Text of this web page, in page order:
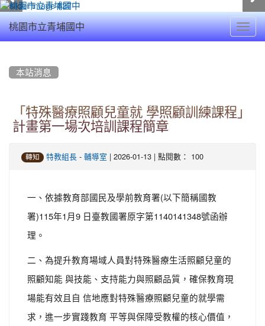
桃園市立青埔國中
本站消息
「特殊醫療照顧兒童就 學照顧訓練課程」
計畫第一場次培訓課程簡章
轉知 特教組長 - 輔導室 | 2026-01-13 | 點閱數： 100
一、依據教育部國民及學前教育署(以下簡稱國教
署)115年1月9 日臺教國署原字第1140141348號函辦
理。
二、為提升教育場域人員對特殊醫療生活照顧兒童的
照顧知能 與技能、支持能力與照顧品質，確保教育現
場能有效且自 信地應對特殊醫療照顧兒童的就學需
求，進一步實踐教育 平等與保障受教權的核心價值，